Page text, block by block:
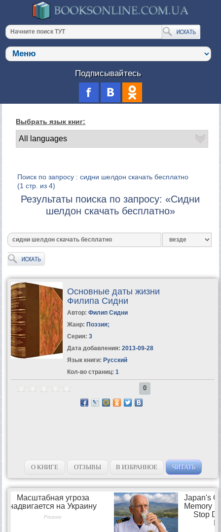
Подписывайтесь
Выбрать язык книг:
Поиск по запросу : сидни шелдон скачать бесплатно
(1 стр. из 4)
Результаты поиска по запросу: «Сидни
шелдон скачать бесплатно»
Основные даты жизни
Филипа Сидни
Автор: Филип Сидни
Жанр: Поэзия;
Серия: 3
Дата добавления: 2013-09-28
Язык книги: Русский
Кол-во страниц: 1
0
О КНИГЕ ОТЗЫВЫ В ИЗБРАННОЕ ЧИТАТЬ